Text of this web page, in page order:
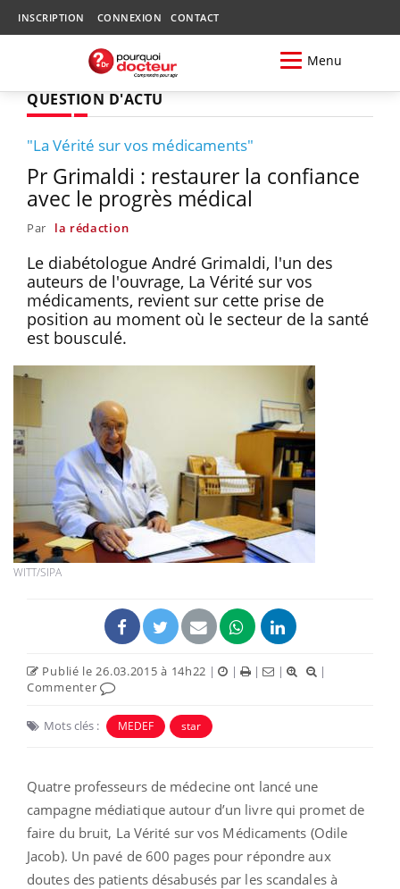
INSCRIPTION CONNEXION CONTACT
Menu
QUESTION D'ACTU
"La Vérité sur vos médicaments"
Pr Grimaldi : restaurer la confiance
avec le progrès médical
Par la rédaction
Le diabétologue André Grimaldi, l'un des
auteurs de l'ouvrage, La Vérité sur vos
médicaments, revient sur cette prise de
position au moment où le secteur de la santé
est bousculé.
WITT/SIPA
Publié le 26.03.2015 à 14h22 | | | |
|
Commenter
Mots clés : MEDEF star
Quatre professeurs de médecine ont lancé une
campagne médiatique autour d’un livre qui promet de
faire du bruit, La Vérité sur vos Médicaments (Odile
Jacob). Un pavé de 600 pages pour répondre aux
doutes des patients désabusés par les scandales à